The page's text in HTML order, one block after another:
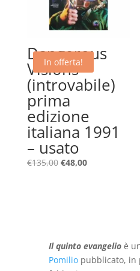
In offerta!
Dangerous
Visions –
(introvabile)
prima
edizione
italiana 1991
– usato
€135,00 Il
€48,00Il
Il quinto evangelioè
Pomiliopubblicato, in